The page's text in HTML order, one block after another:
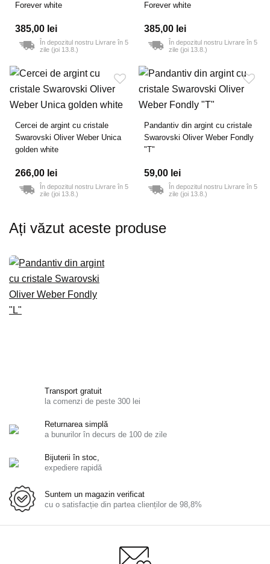
Forever white
385,00 lei
În depozitul nostru Livrare în 5
zile (joi 13.8.)
Forever white
385,00 lei
În depozitul nostru Livrare în 5
zile (joi 13.8.)
Cercei de argint cu cristale
Swarovski Oliver Weber Unica
golden white
266,00 lei
În depozitul nostru Livrare în 5
zile (joi 13.8.)
Pandantiv din argint cu cristale
Swarovski Oliver Weber Fondly
"T"
59,00 lei
În depozitul nostru Livrare în 5
zile (joi 13.8.)
Ați văzut aceste produse
Transport gratuit
la comenzi de peste 300 lei
Returnarea simplă
a bunurilor în decurs de 100 de zile
Bijuterii în stoc,
expediere rapidă
Suntem un magazin verificat
cu o satisfacție din partea clienților de 98,8%